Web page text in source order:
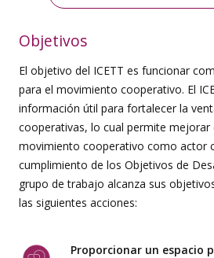
Objetivos
El objetivo del ICETT es funcionar
para el movimiento cooperativo. El
información útil para fortalecer la
cooperativas, lo cual permite
movimiento cooperativo como actor
cumplimiento de los Objetivos de
grupo de trabajo alcanza sus
las siguientes acciones:
Proporcionar un espacio